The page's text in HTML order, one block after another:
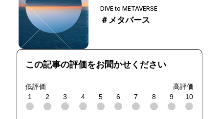
DIVE to METAVERSE
＃メタバース
この記事の評価をお聞かせください
低評価
高評価
1
2 3 4 5 6 7 8 9 10